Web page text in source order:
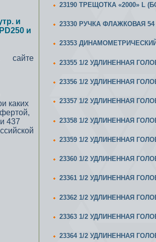
и
и
сайте
каких
437
23190 ТРЕЩОТКА «2000» L
23330 РУЧКА ФЛАЖКОВАЯ
23353
23355 1/2 УДЛИНЕННАЯ
23356 1/2 УДЛИНЕННАЯ
23357 1/2 УДЛИНЕННАЯ
23358 1/2 УДЛИНЕННАЯ
23359 1/2 УДЛИНЕННАЯ
23360 1/2 УДЛИНЕННАЯ
23361 1/2 УДЛИНЕННАЯ
23362 1/2 УДЛИНЕННАЯ
23363 1/2 УДЛИНЕННАЯ
23364 1/2 УДЛИНЕННАЯ